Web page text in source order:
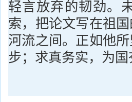
轻言放弃的韧劲。
索，把论文写在祖
河流之间。正如他
步；求真务实，为国